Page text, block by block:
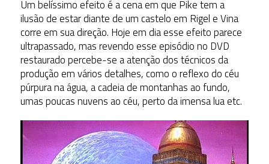
Um belíssimo efeito é a cena em que Pike tem a
ilusão de estar diante de um castelo em Rigel e Vina
corre em sua direção. Hoje em dia esse efeito parece
ultrapassado, mas revendo esse episódio no DVD
restaurado percebe-se a atenção dos técnicos da
produção em vários detalhes, como o reflexo do céu
púrpura na água, a cadeia de montanhas ao fundo,
umas poucas nuvens ao céu, perto da imensa lua etc.